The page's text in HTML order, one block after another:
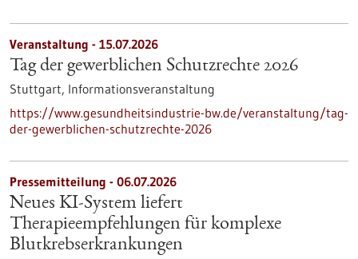
Veranstaltung - 15.07.2026
Tag der gewerblichen Schutzrechte 2026
Stuttgart, Informationsveranstaltung
https://www.gesundheitsindustrie-bw.de/veranstaltung/tag-
der-gewerblichen-schutzrechte-2026
Pressemitteilung - 06.07.2026
Neues KI-System liefert
Therapieempfehlungen für komplexe
Blutkrebserkrankungen